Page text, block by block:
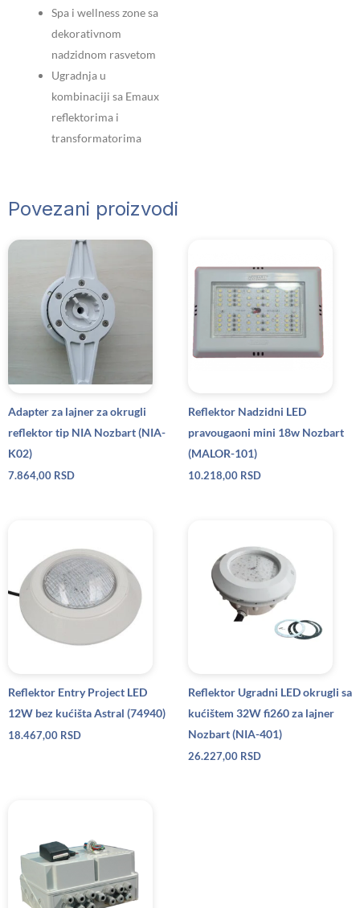
Spa i wellness zone sa
dekorativnom
nadzidnom rasvetom
Ugradnja u
kombinaciji sa Emaux
reflektorima i
transformatorima
Povezani proizvodi
Adapter za lajner za okrugli
reflektor tip NIA Nozbart (NIA-
K02)
7.864,00 RSD
Reflektor Nadzidni LED
pravougaoni mini 18w Nozbart
(MALOR-101)
10.218,00 RSD
Reflektor Entry Project LED
12W bez kućišta Astral (74940)
18.467,00 RSD
Reflektor Ugradni LED okrugli sa
kućištem 32W fi260 za lajner
Nozbart (NIA-401)
26.227,00 RSD